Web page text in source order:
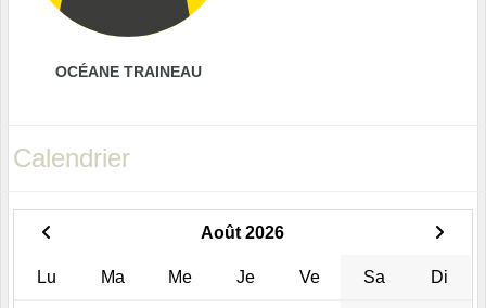
OCÉANE TRAINEAU
Calendrier
Août 2026
Lu Ma Me Je Ve Sa Di